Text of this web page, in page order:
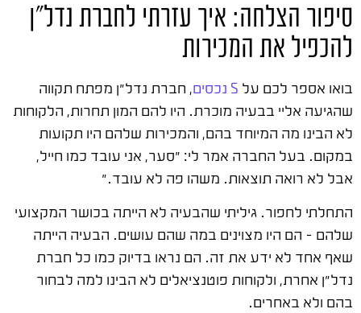
סיפור הצלחה: איך עזרתי לחברת נדל"ן
להכפיל את המכירות
בואו אספר לכם על S נכסים
, חברת נדל"ן מפתח תקווה
שהגיעה אליי בבעיה מוכרת. היו להם המון תחרות, הלקוחות
לא הבינו מה המיוחד בהם, והמכירות שלהם היו תקועות
במקום. בעל החברה אמר לי: "סער, אני עובד כמו חייל,
אבל לא רואה תוצאות. משהו פה לא עובד."
התחלתי לחפור. גיליתי שהבעיה לא הייתה בכושר המקצועי
שלהם – הם היו מצוינים במה שהם עושים. הבעיה הייתה
שאף אחד לא ידע את זה. הם נראו בדיוק כמו כל חברת
נדל"ן אחרת, ולקוחות פוטנציאלים לא הבינו למה לבחור
בהם ולא באחרים.